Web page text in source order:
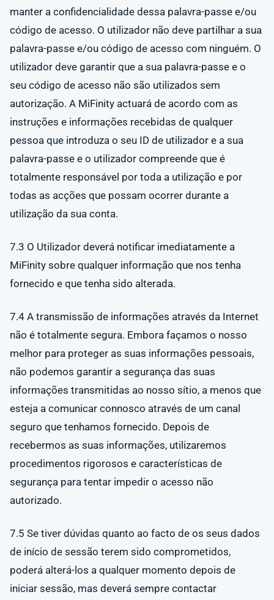
manter a confidencialidade dessa palavra-passe e/ou
código de acesso. O utilizador não deve partilhar a sua
palavra-passe e/ou código de acesso com ninguém. O
utilizador deve garantir que a sua palavra-passe e o
seu código de acesso não são utilizados sem
autorização. A MiFinity actuará de acordo com as
instruções e informações recebidas de qualquer
pessoa que introduza o seu ID de utilizador e a sua
palavra-passe e o utilizador compreende que é
totalmente responsável por toda a utilização e por
todas as acções que possam ocorrer durante a
utilização da sua conta.
7.3 O Utilizador deverá notificar imediatamente a
MiFinity sobre qualquer informação que nos tenha
fornecido e que tenha sido alterada.
7.4 A transmissão de informações através da Internet
não é totalmente segura. Embora façamos o nosso
melhor para proteger as suas informações pessoais,
não podemos garantir a segurança das suas
informações transmitidas ao nosso sítio, a menos que
esteja a comunicar connosco através de um canal
seguro que tenhamos fornecido. Depois de
recebermos as suas informações, utilizaremos
procedimentos rigorosos e características de
segurança para tentar impedir o acesso não
autorizado.
7.5 Se tiver dúvidas quanto ao facto de os seus dados
de início de sessão terem sido comprometidos,
poderá alterá-los a qualquer momento depois de
iniciar sessão, mas deverá sempre contactar